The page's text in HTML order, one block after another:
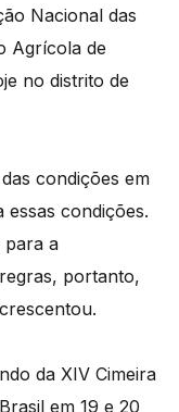
Nacional das
Agrícola de
no distrito de
condições em
essas condições.
para a
portanto,
da XIV Cimeira
em 19 e 20